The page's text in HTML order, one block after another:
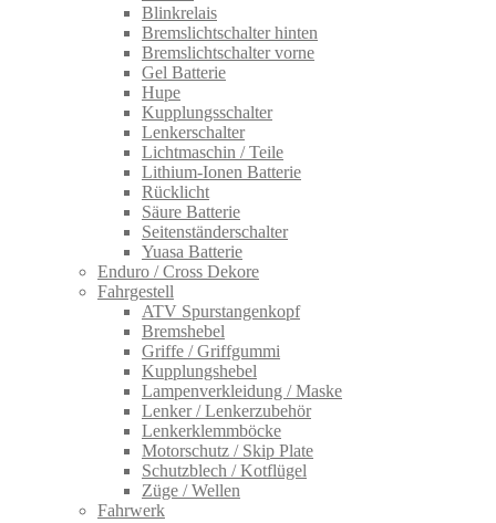
Blinkrelais
Bremslichtschalter hinten
Bremslichtschalter vorne
Gel Batterie
Hupe
Kupplungsschalter
Lenkerschalter
Lichtmaschin / Teile
Lithium-Ionen Batterie
Rücklicht
Säure Batterie
Seitenständerschalter
Yuasa Batterie
Enduro / Cross Dekore
Fahrgestell
ATV Spurstangenkopf
Bremshebel
Griffe / Griffgummi
Kupplungshebel
Lampenverkleidung / Maske
Lenker / Lenkerzubehör
Lenkerklemmböcke
Motorschutz / Skip Plate
Schutzblech / Kotflügel
Züge / Wellen
Fahrwerk